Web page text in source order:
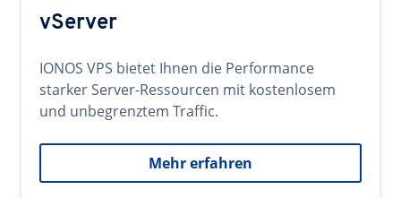
vServer
IONOS VPS bietet Ihnen die Performance
starker Server-Ressourcen mit kostenlosem
und unbegrenztem Traffic.
Mehr erfahren